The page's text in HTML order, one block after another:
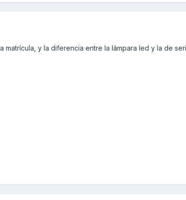
matrícula, y la diferencia entre la lámpara led y la de